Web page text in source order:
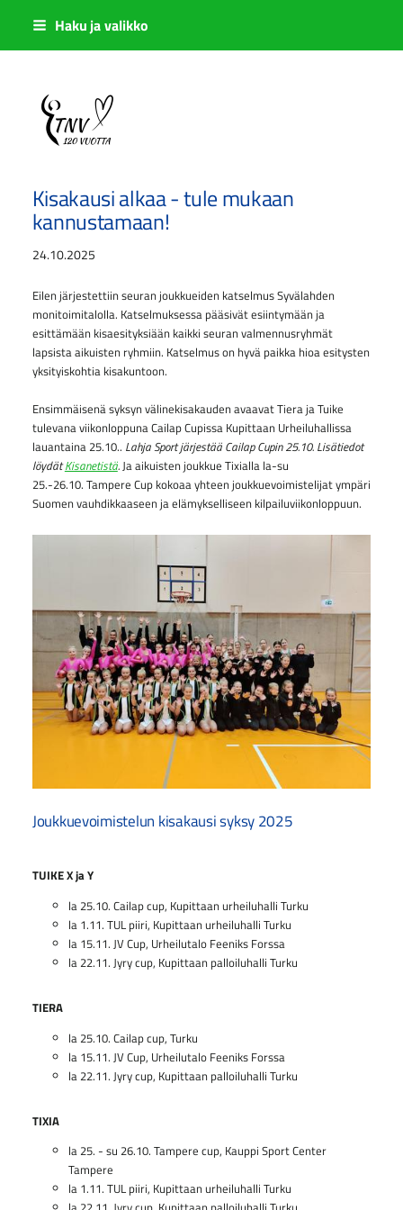
Siirry
sisältöön
Haku ja valikko
Sivuston etusivulle
Kisakausi alkaa - tule mukaan
kannustamaan!
24.10.2025
Eilen järjestettiin seuran joukkueiden katselmus Syvälahden
monitoimitalolla. Katselmuksessa pääsivät esiintymään ja
esittämään kisaesityksiään kaikki seuran valmennusryhmät
lapsista aikuisten ryhmiin. Katselmus on hyvä paikka hioa esitysten
yksityiskohtia kisakuntoon.
Ensimmäisenä syksyn välinekisakauden avaavat Tiera ja Tuike
tulevana viikonloppuna Cailap Cupissa Kupittaan Urheiluhallissa
lauantaina 25.10.. Lahja Sport järjestää Cailap Cupin 25.10. Lisätiedot
löydätKisanetistä.Ja aikuisten joukkue Tixialla la-su
25.-26.10. Tampere Cup kokoaa yhteen joukkuevoimistelijat ympäri
Suomen vauhdikkaaseen ja elämykselliseen kilpailuviikonloppuun.
Joukkuevoimistelun kisakausi syksy 2025
TUIKE X ja Y
la 25.10. Cailap cup, Kupittaan urheiluhalli Turku
la 1.11. TUL piiri, Kupittaan urheiluhalli Turku
la 15.11. JV Cup, Urheilutalo Feeniks Forssa
la 22.11. Jyry cup, Kupittaan palloiluhalli Turku
TIERA
la 25.10. Cailap cup, Turku
la 15.11. JV Cup, Urheilutalo Feeniks Forssa
la 22.11. Jyry cup, Kupittaan palloiluhalli Turku
TIXIA
la 25. - su 26.10. Tampere cup, Kauppi Sport Center
Tampere
la 1.11. TUL piiri, Kupittaan urheiluhalli Turku